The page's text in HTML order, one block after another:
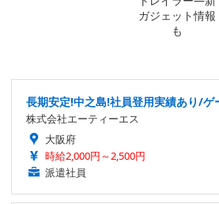
長期安定!中之島!社員登用実績あり/ゲ
株式会社エーティーエス
大阪府
時給2,000円～2,500円
派遣社員